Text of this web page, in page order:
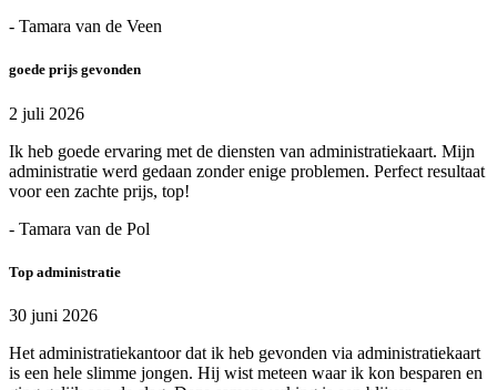
- Tamara van de Veen
goede prijs gevonden
2 juli 2026
Ik heb goede ervaring met de diensten van administratiekaart. Mijn
administratie werd gedaan zonder enige problemen. Perfect resultaat
voor een zachte prijs, top!
- Tamara van de Pol
Top administratie
30 juni 2026
Het administratiekantoor dat ik heb gevonden via administratiekaart
is een hele slimme jongen. Hij wist meteen waar ik kon besparen en